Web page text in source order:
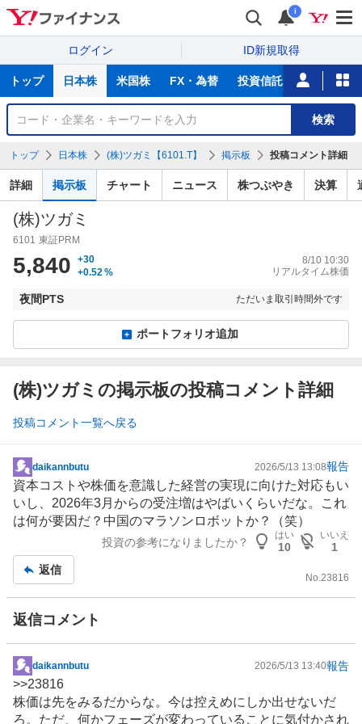
i
ログイン ID新規取得
サ
トップ 日本株 米国株 FX・為替 投資信託 ニュース
銘
検
索
検索
トップ 日本株 (株)ツガミ【6101.T】 掲示板 投稿コメント詳細
詳細 掲示板 チャート ニュース 株つぶやき 決算
(株)ツガミ
6101 東証PRM
5,840
+30
+0.52 %
8/10 10:30
リアルタイム株価
夜間PTS ただいま取引時間外です
ポートフォリオ追加
(株)ツガミの掲示板の投稿コメント詳細
投稿コメント一覧へ戻る
掲
示
板
記
daikannbutu 2026/5/13 13:08報告
資本コストや株価を意識した経営の実現に向けた対応もい
いし、2026年3月からの受注増はやばいくらいだな。これ
は何が要因だ？ 中国のマラソン ロボット か？（笑）
投資の参考になりましたか？
はい
10
いいえ
1
返信
No.23816
返信コメント
掲
示
板
daikannbutu 2026/5/13 13:40報告
>>23816
株価は先をみるだからな。今は控えめにしか出せないだ
ろ。ただ、何かフェーズが変わっていることに気付かされ